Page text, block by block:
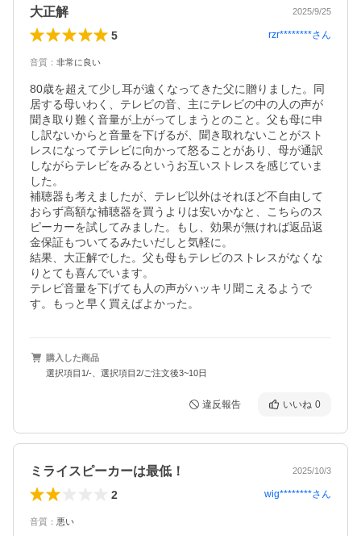
大正解 2025/9/25
5 rzr********さん
音質 ： 非常に良い
80歳を超えて少し耳が遠くなってきた父に贈りました。同
居する母いわく、テレビの音、主にテレビの中の人の声が
聞き取り難く音量が上がってしまうとのこと。父も母に申
し訳ないからと音量を下げるが、聞き取れないことがスト
レスになってテレビに向かって怒ることがあり、母が通訳
しながらテレビをみるというお互いストレスを感じていま
した。
補聴器も考えましたが、テレビ以外はそれほど不自由して
おらず高額な補聴器を買うよりは安いかなと、こちらのス
ピーカーを試してみました。もし、効果が無ければ返品返
金保証もついてるみたいだしと気軽に。
結果、大正解でした。父も母もテレビのストレスがなくな
りとても喜んでいます。
テレビ音量を下げても人の声がハッキリ聞こえるようで
す。もっと早く買えばよかった。
購入した商品
選択項目1/-、選択項目2/ご注文後3~10日
違反報告 いいね 0
ミライスピーカーは最低！ 2025/10/3
2 wig********さん
音質 ： 悪い